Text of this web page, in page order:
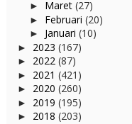
► Maret (27)
► Februari (20)
► Januari (10)
► 2023 (167)
► 2022 (87)
► 2021 (421)
► 2020 (260)
► 2019 (195)
► 2018 (203)